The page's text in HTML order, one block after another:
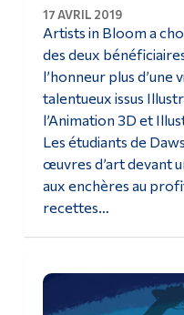
17 AVRIL 2019
Artists in Bloom a
des deux
l’honneur plus d’une
talentueux issus
l’Animation 3D et
Les étudiants de
œuvres d’art devant
aux enchères au
recettes…